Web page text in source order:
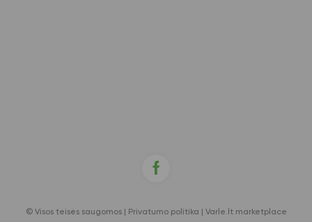
© Visos teisės saugomos | Privatumo politika Varle.lt marketplace